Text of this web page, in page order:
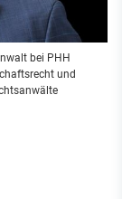
bei PHH
und